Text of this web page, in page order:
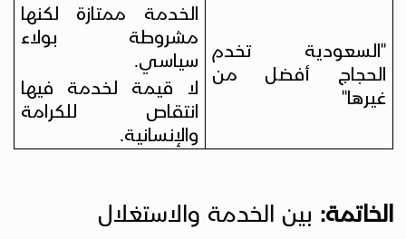
"السعودية تخدم
الحجاج أفضل من
غيرها"
الخدمة ممتازة لكنها
مشروطة بولاء
سياسي.
لا قيمة لخدمة فيها
انتقاص للكرامة
والإنسانية
الخاتمة: بين الخدمة والاستغلال